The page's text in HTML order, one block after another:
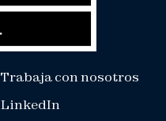
Trabaja con nosotros
LinkedIn